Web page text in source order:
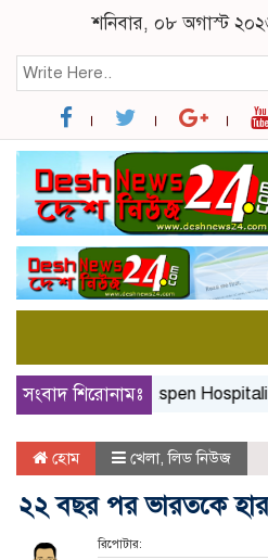
শনিবার, ০৮ অগাস্ট
সংবাদ শিরোনামঃAspen Hospitality
হোম খেলা,লিড নিউজ
২২ বছর পর ভারতকে
রিপোটার: